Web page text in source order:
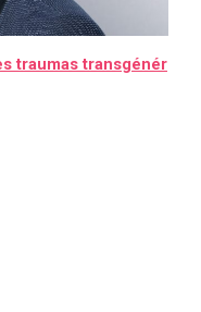
traumas transgénér